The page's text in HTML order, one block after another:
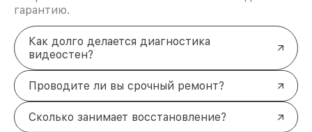
гарантию.
Как долго делается диагностика
видеостен?
Проводите ли вы срочный ремонт?
Сколько занимает восстановление?